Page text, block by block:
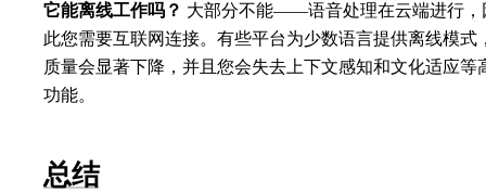
它能离线工作吗？ 大部分不能——语音处理在云端进行，
此您需要互联网连接。有些平台为少数语言提供离线模式
质量会显著下降，并且您会失去上下文感知和文化适应等
功能。
总结